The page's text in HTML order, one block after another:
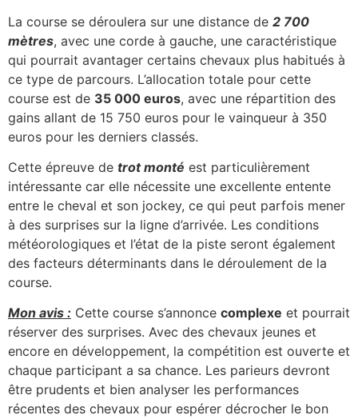
La course se déroulera sur une distance de 2 700
mètres, avec une corde à gauche, une caractéristique
qui pourrait avantager certains chevaux plus habitués à
ce type de parcours. L’allocation totale pour cette
course est de 35 000 euros, avec une répartition des
gains allant de 15 750 euros pour le vainqueur à 350
euros pour les derniers classés.
Cette épreuve de trot monté est particulièrement
intéressante car elle nécessite une excellente entente
entre le cheval et son jockey, ce qui peut parfois mener
à des surprises sur la ligne d’arrivée. Les conditions
météorologiques et l’état de la piste seront également
des facteurs déterminants dans le déroulement de la
course.
Mon avis : Cette course s’annonce complexe et pourrait
réserver des surprises. Avec des chevaux jeunes et
encore en développement, la compétition est ouverte et
chaque participant a sa chance. Les parieurs devront
être prudents et bien analyser les performances
récentes des chevaux pour espérer décrocher le bon